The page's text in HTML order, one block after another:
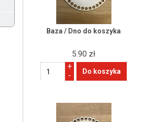
Baza / Dno do koszyka
5.90 zł
+
-